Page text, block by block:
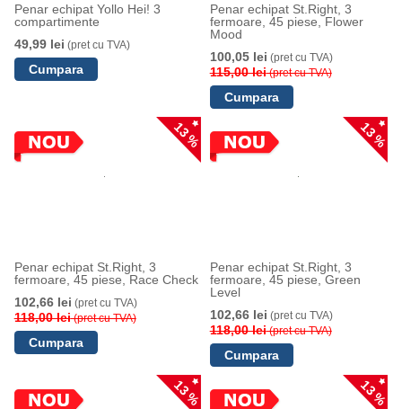
Penar echipat Yollo Hei! 3
compartimente
49,99 lei (pret cu TVA)
Penar echipat St.Right, 3
fermoare, 45 piese, Flower
Mood
100,05 lei (pret cu TVA)
115,00 lei(pret cu TVA)
13 %
Penar echipat St.Right, 3
fermoare, 45 piese, Race Check
102,66 lei (pret cu TVA)
118,00 lei(pret cu TVA)
13 %
Penar echipat St.Right, 3
fermoare, 45 piese, Green
Level
102,66 lei (pret cu TVA)
118,00 lei(pret cu TVA)
13 % 13 %